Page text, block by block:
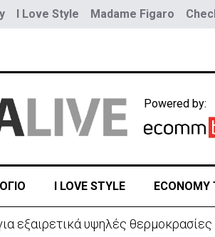
I Love Style Madame Figaro
Powered by:
I LOVE STYLE ECONOMY
εξαιρετικά υψηλές θερμοκρασίες